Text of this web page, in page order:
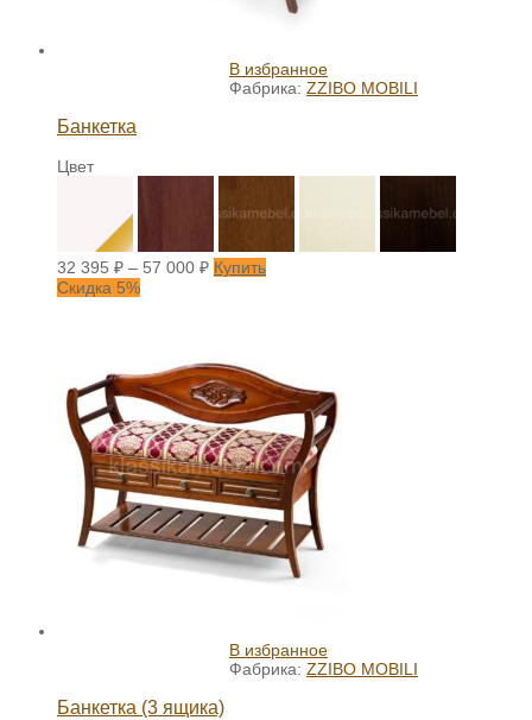
В избранное
Фабрика: ZZIBO MOBILI
Банкетка
Цвет
32 395 ₽ – 57 000 ₽ Купить
Скидка 5%
В избранное
Фабрика: ZZIBO MOBILI
Банкетка (3 ящика)